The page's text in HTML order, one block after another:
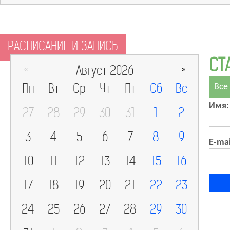
РАСПИСАНИЕ И ЗАПИСЬ
« Август 2026 »
Пн Вт Ср Чт Пт Сб
Вс
27
28 29 30 31 1
2
3
4 5 6 7 8
9
10
11 12 13 14 15
16
17
18 19 20 21 22
23
24
25 26 27 28 29
30
Имя:
E-